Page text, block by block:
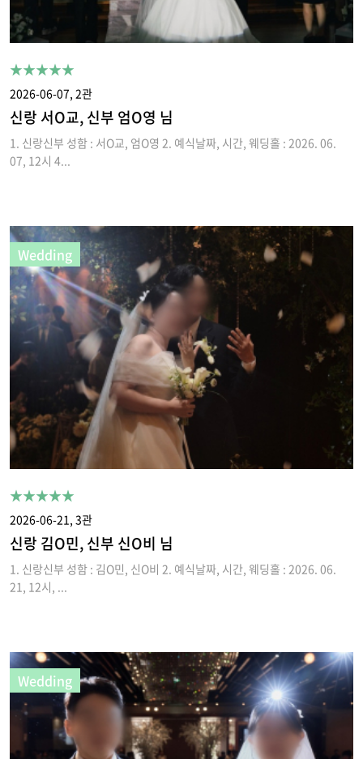
★★★★★
2026-06-07, 2관
신랑 서O교, 신부 엄O영 님
1. 신랑신부 성함 : 서O교, 엄O영 2. 예식날짜, 시간, 웨딩홀 : 2026. 06.
07, 12시 4...
Wedding
★★★★★
2026-06-21, 3관
신랑 김O민, 신부 신O비 님
1. 신랑신부 성함 : 김O민, 신O비 2. 예식날짜, 시간, 웨딩홀 : 2026. 06.
21, 12시, ...
Wedding